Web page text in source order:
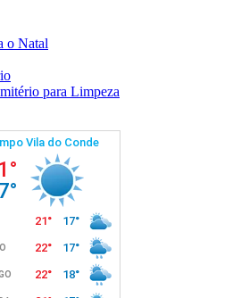
o Natal
para Limpeza